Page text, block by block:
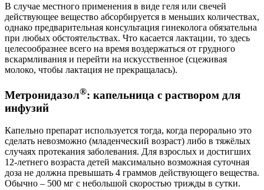
В случае местного применения в виде геля или свечей
действующее вещество абсорбируется в меньших количествах,
однако предварительная консультация гинеколога обязательна
при любых обстоятельствах. Что касается лактации, то здесь
целесообразнее всего на время воздержаться от грудного
вскармливания и перейти на искусственное (сцеживая
молоко, чтобы лактация не прекращалась).
Метронидазол®: капельница с раствором для
инфузий
Капельно препарат используется тогда, когда перорально это
сделать невозможно (младенческий возраст) либо в тяжёлых
случаях протекания заболевания. Для взрослых и достигших
12-летнего возраста детей максимально возможная суточная
доза не должна превышать 4 граммов действующего вещества.
Обычно – 500 мг с небольшой скоростью трижды в сутки.